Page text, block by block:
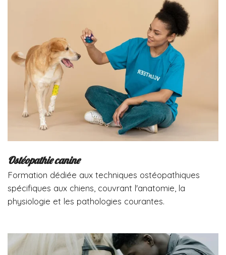
Ostéopathie canine
Formation dédiée aux techniques ostéopathiques
spécifiques aux chiens, couvrant l'anatomie, la
physiologie et les pathologies courantes.